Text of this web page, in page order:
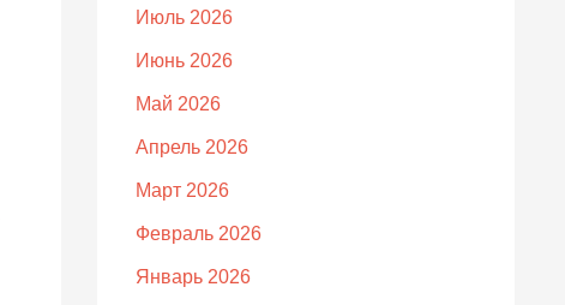
Июль 2026
Июнь 2026
Май 2026
Апрель 2026
Март 2026
Февраль 2026
Январь 2026